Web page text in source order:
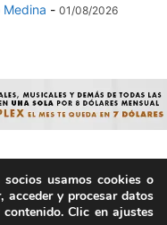
Medina - 01/08/2026
por humanos, no por
reservados.
usamos cookies o
acceder y procesar datos
Clic en ajustes